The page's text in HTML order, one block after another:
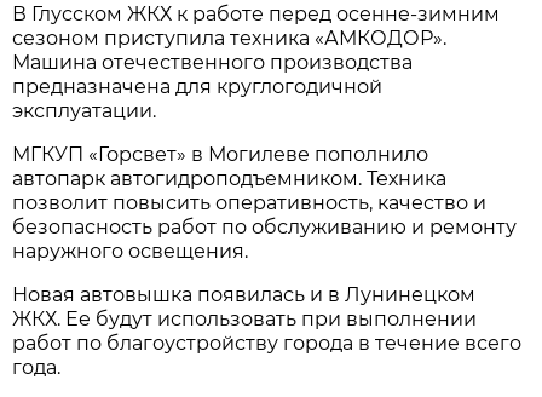
В Глусском ЖКХ к работе перед осенне-зимним
сезоном приступила техника «АМКОДОР».
Машина отечественного производства
предназначена для круглогодичной
эксплуатации.
МГКУП «Горсвет» в Могилеве пополнило
автопарк автогидроподъемником. Техника
позволит повысить оперативность, качество и
безопасность работ по обслуживанию и ремонту
наружного освещения.
Новая автовышка появилась и в Лунинецком
ЖКХ. Ее будут использовать при выполнении
работ по благоустройству города в течение всего
года.